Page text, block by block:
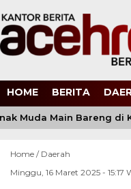
HOME BERITA
Muda Main Bareng di
Home / Daerah
Minggu, 16 Maret 2025 - 15:17